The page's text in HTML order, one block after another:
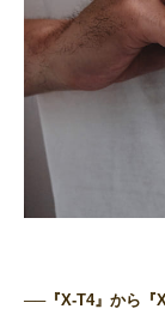
──『X-T4』から『